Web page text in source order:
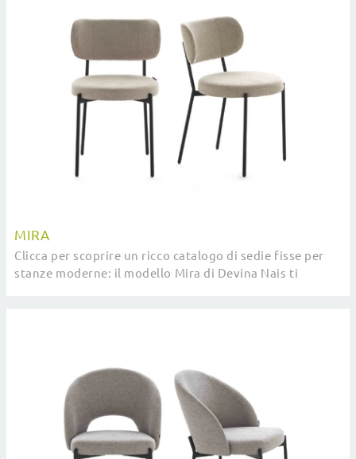
MIRA
Clicca per scoprire un ricco catalogo di sedie fisse per
stanze moderne: il modello Mira di Devina Nais ti